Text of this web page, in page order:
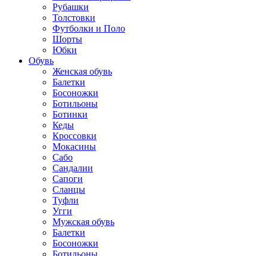
Рубашки
Толстовки
Футболки и Поло
Шорты
Юбки
Обувь
Женская обувь
Балетки
Босоножки
Ботильоны
Ботинки
Кеды
Кроссовки
Мокасины
Сабо
Сандалии
Сапоги
Сланцы
Туфли
Угги
Мужская обувь
Балетки
Босоножки
Ботильоны